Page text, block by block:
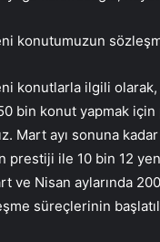
konutumuzun
konutlarla ilgili
bin konut yapmak için
Mart ayı sonuna
prestiji ile 10 bin 12
ve Nisan aylarında
süreçlerinin